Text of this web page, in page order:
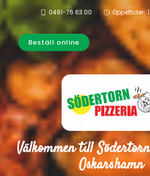
0491-76 63 00 Öppettider:
Beställ online
Välkommen till
Oskarshamn